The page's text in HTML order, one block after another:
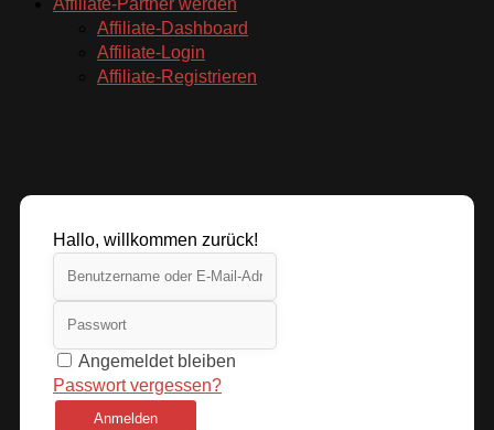
Affiliate-Partner werden
Affiliate-Dashboard
Affiliate-Login
Affiliate-Registrieren
Hallo, willkommen zurück!
Angemeldet bleiben
Passwort vergessen?
Anmelden